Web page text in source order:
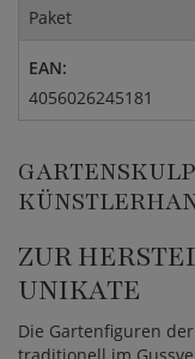
Paket
EAN:
4056026245181
ZUR
UNIKATE
Die Gartenfiguren